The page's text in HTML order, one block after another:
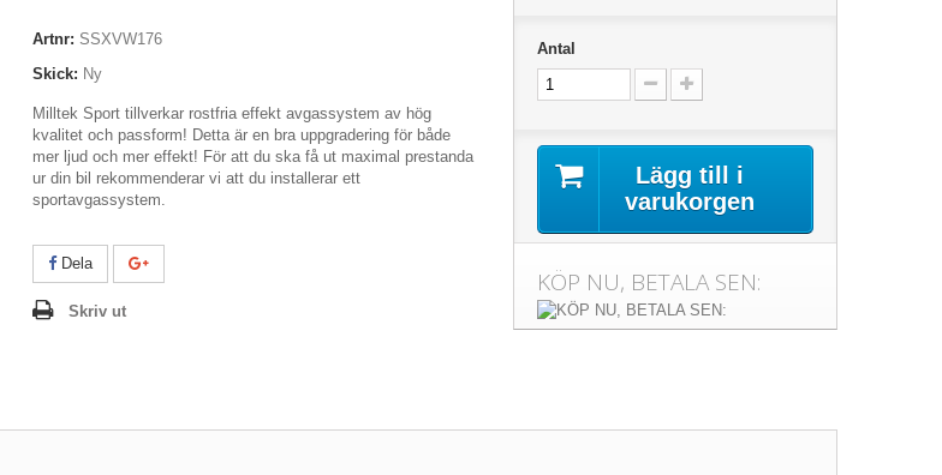
Artnr: SSXVW176
Skick: Ny
Milltek Sport tillverkar rostfria effekt avgassystem av hög
kvalitet och passform! Detta är en bra uppgradering för både
mer ljud och mer effekt! För att du ska få ut maximal prestanda
ur din bil rekommenderar vi att du installerar ett
sportavgassystem.
Dela
Skriv ut
Antal
Lägg till i
varukorgen
KÖP NU, BETALA SEN: